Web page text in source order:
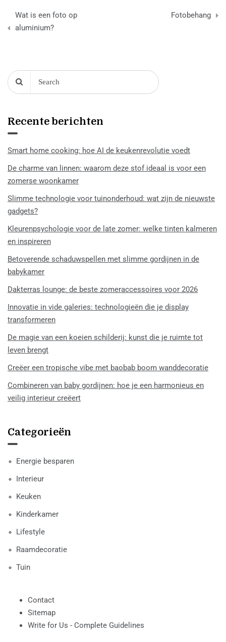
Berichtnavigatie
Wat is een foto op
aluminium?
Fotobehang
Recente berichten
Smart home cooking: hoe AI de keukenrevolutie voedt
De charme van linnen: waarom deze stof ideaal is voor een
zomerse woonkamer
Slimme technologie voor tuinonderhoud: wat zijn de nieuwste
gadgets?
Kleurenpsychologie voor de late zomer: welke tinten kalmeren
en inspireren
Betoverende schaduwspellen met slimme gordijnen in de
babykamer
Dakterras lounge: de beste zomeraccessoires voor 2026
Innovatie in vide galeries: technologieën die je display
transformeren
De magie van een koeien schilderij: kunst die je ruimte tot
leven brengt
Creëer een tropische vibe met baobab boom wanddecoratie
Combineren van baby gordijnen: hoe je een harmonieus en
veilig interieur creëert
Categorieën
Energie besparen
Interieur
Keuken
Kinderkamer
Lifestyle
Raamdecoratie
Tuin
Contact
Sitemap
Write for Us - Complete Guidelines